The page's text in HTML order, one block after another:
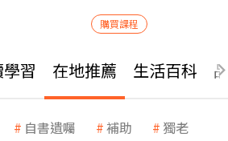
購買課程
習 在地推薦 生活百科
自書遺囑 補助 獨老